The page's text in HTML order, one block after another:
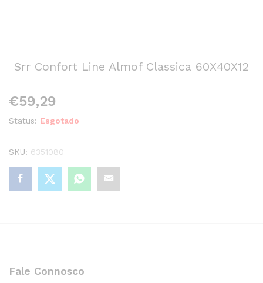
Srr Confort Line Almof Classica 60X40X12
€59,29
Status: Esgotado
SKU: 6351080
Fale Connosco